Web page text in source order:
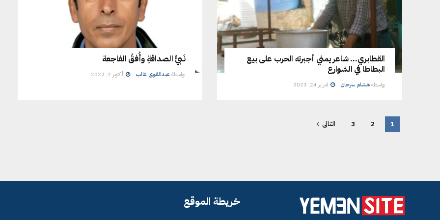
القطابري… شاعر يمني أجبرته الحرب على بيع
البطاطا في الشوارع
بواسطةهشام سرحان فبراير 24, 2023
نَبيُّ الصداقةِ وأُفقُ الفاجعة
بواسطةعبدالقوي غالب أكتوبر 7, 2022
1
2
3 التالى
خريطة الموقع